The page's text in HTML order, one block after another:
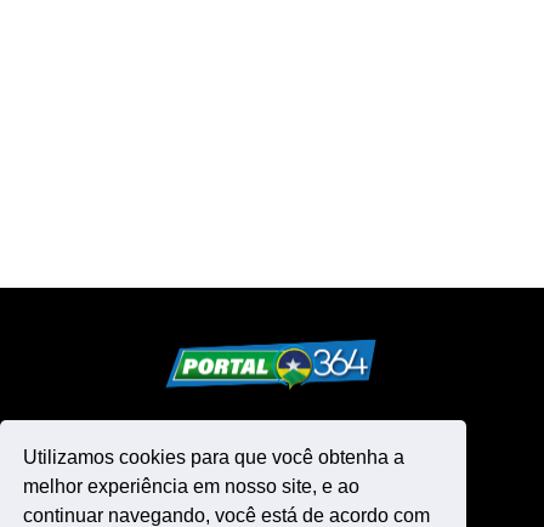
Utilizamos cookies para que você obtenha a
melhor experiência em nosso site, e ao
continuar navegando, você está de acordo com